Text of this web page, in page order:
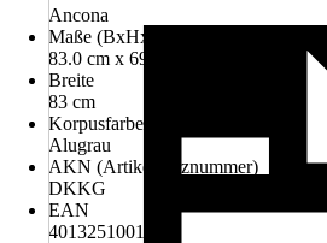
Ancona
Maße (BxHxT)
83.0 cm x 69.0 cm x 25.0 cm
Breite
83 cm
Korpusfarbe
Alugrau
AKN (Artikelkurznummer)
DKKG
EAN
4013251001272